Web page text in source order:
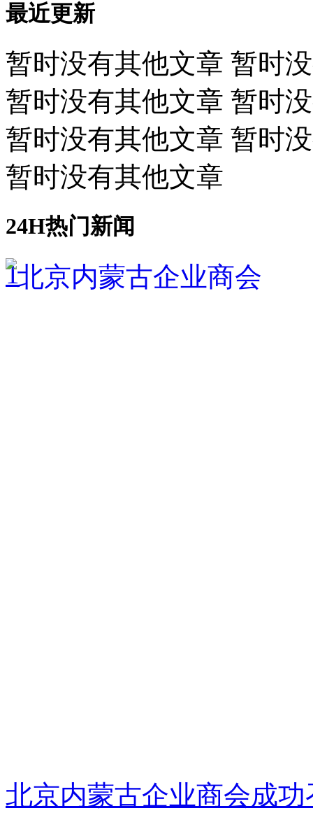
最近更新
暂时没有其他文章 暂时
暂时没有其他文章 暂时
暂时没有其他文章 暂时
暂时没有其他文章
24H热门新闻
1
北京内蒙古企业商会成